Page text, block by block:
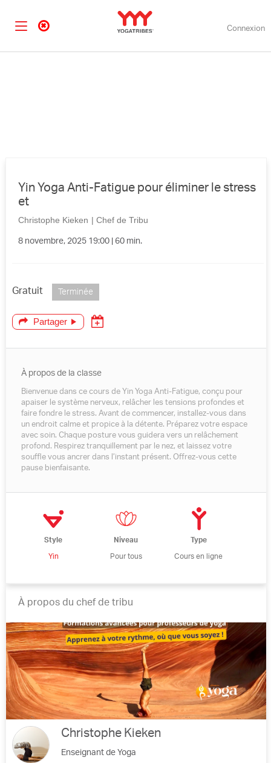
Connexion
Yin Yoga Anti-Fatigue pour éliminer le stress
et
Christophe Kieken | Chef de Tribu
8 novembre, 2025 19:00 | 60 min.
Partager
Gratuit Terminée
À propos de la classe
Bienvenue dans ce cours de Yin Yoga Anti-Fatigue, conçu pour
apaiser le système nerveux, relâcher les tensions profondes et
faire fondre le stress. Avant de commencer, installez-vous dans
un endroit calme et propice à la détente. Préparez votre espace
avec soin. Chaque posture vous guidera vers un relâchement
profond. Respirez tranquillement par le nez, et laissez votre
souffle vous ancrer dans l’instant présent. Offrez-vous cette
pause bienfaisante.
Style
Yin
Niveau
Pour tous
Type
Cours en ligne
À propos du chef de tribu
Christophe Kieken
Enseignant de Yoga